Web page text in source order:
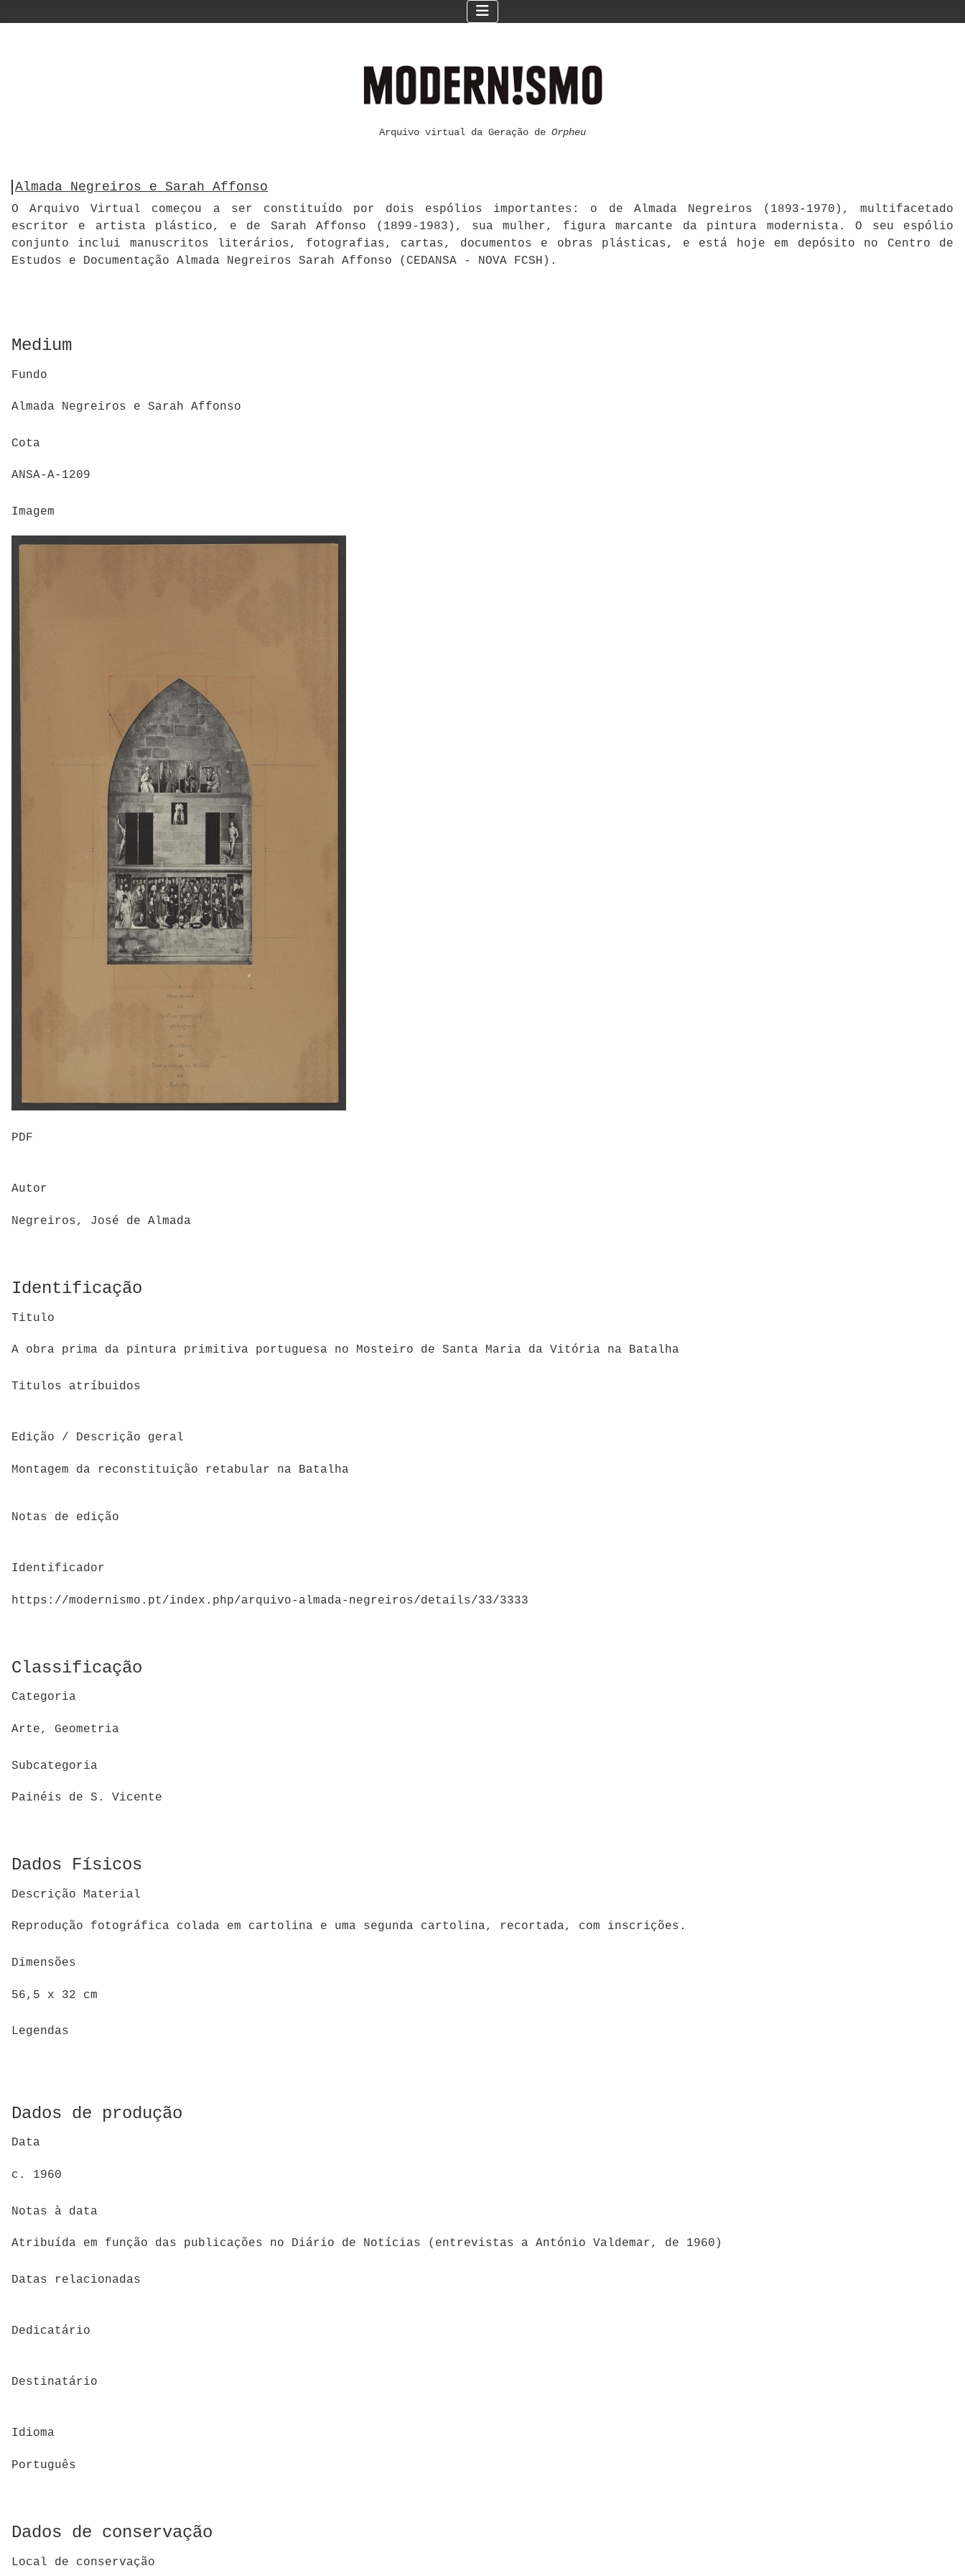
Arquivo virtual da Geração de Orpheu
Almada Negreiros e Sarah Affonso
O Arquivo Virtual começou a ser constituído por dois espólios importantes: o de Almada Negreiros (1893-1970), multifacetado
escritor e artista plástico, e de Sarah Affonso (1899-1983), sua mulher, figura marcante da pintura modernista. O seu espólio
conjunto inclui manuscritos literários, fotografias, cartas, documentos e obras plásticas, e está hoje em depósito no Centro de
Estudos e Documentação Almada Negreiros Sarah Affonso (CEDANSA - NOVA FCSH).
Medium
Fundo
Almada Negreiros e Sarah Affonso
Cota
ANSA-A-1209
Imagem
PDF
Autor
Negreiros, José de Almada
Identificação
Titulo
A obra prima da pintura primitiva portuguesa no Mosteiro de Santa Maria da Vitória na Batalha
Titulos atríbuidos
Edição / Descrição geral
Montagem da reconstituição retabular na Batalha
Notas de edição
Identificador
https://modernismo.pt/index.php/arquivo-almada-negreiros/details/33/3333
Classificação
Categoria
Arte, Geometria
Subcategoria
Painéis de S. Vicente
Dados Físicos
Descrição Material
Reprodução fotográfica colada em cartolina e uma segunda cartolina, recortada, com inscrições.
Dimensões
56,5 x 32 cm
Legendas
Dados de produção
Data
c. 1960
Notas à data
Atribuída em função das publicações no Diário de Notícias (entrevistas a António Valdemar, de 1960)
Datas relacionadas
Dedicatário
Destinatário
Idioma
Português
Dados de conservação
Local de conservação